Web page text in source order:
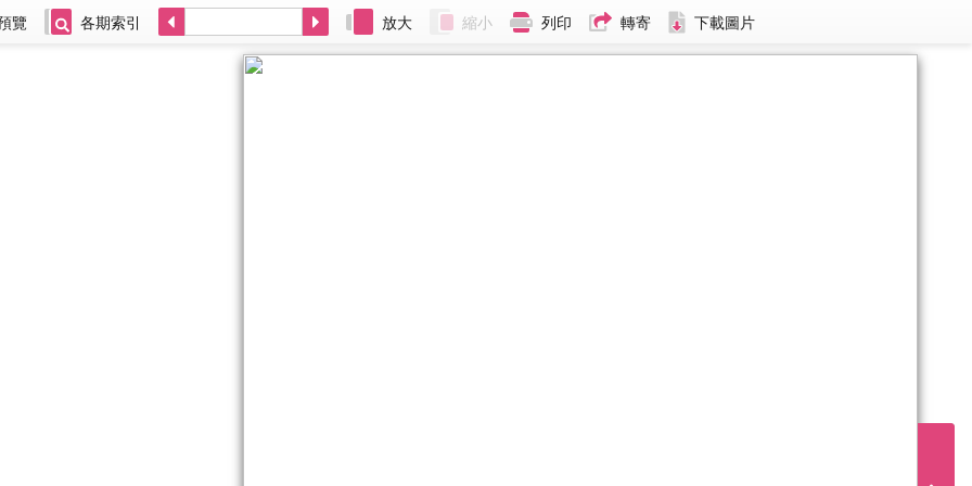
覽 各期索引 放大 縮小 列印 轉寄 下載圖片